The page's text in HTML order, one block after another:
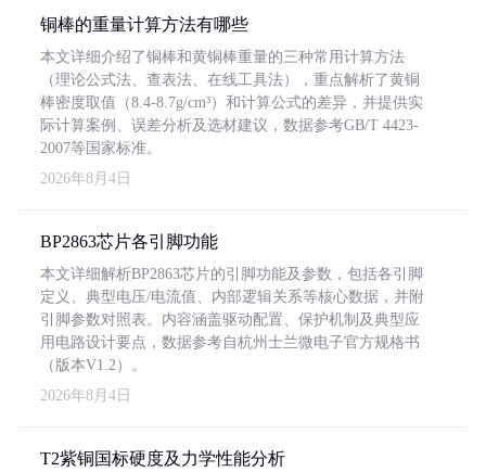
铜棒的重量计算方法有哪些
本文详细介绍了铜棒和黄铜棒重量的三种常用计算方法
（理论公式法、查表法、在线工具法），重点解析了黄铜
棒密度取值（8.4-8.7g/cm³）和计算公式的差异，并提供实
际计算案例、误差分析及选材建议，数据参考GB/T 4423-
2007等国家标准。
2026年8月4日
BP2863芯片各引脚功能
本文详细解析BP2863芯片的引脚功能及参数，包括各引脚
定义、典型电压/电流值、内部逻辑关系等核心数据，并附
引脚参数对照表。内容涵盖驱动配置、保护机制及典型应
用电路设计要点，数据参考自杭州士兰微电子官方规格书
（版本V1.2）。
2026年8月4日
T2紫铜国标硬度及力学性能分析